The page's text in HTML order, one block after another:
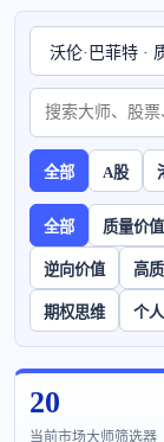
全部 A股
全部 质量价值
逆向价值 高
期权思维 个
20
当前市场大师筛选器